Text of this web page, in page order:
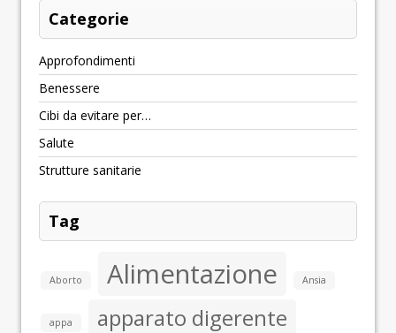
Categorie
Approfondimenti
Benessere
Cibi da evitare per…
Salute
Strutture sanitarie
Tag
Aborto Alimentazione Ansia
appa apparato digerente